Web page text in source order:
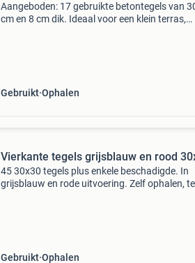
Aangeboden: 17 gebruikte betontegels van
cm en 8 cm dik. Ideaal voor een klein terras,
Gebruikt Ophalen
Vierkante tegels grijsblauw en rood
45 30x30 tegels plus enkele beschadigde. In
grijsblauw en rode uitvoering. Zelf ophalen,
Gebruikt Ophalen